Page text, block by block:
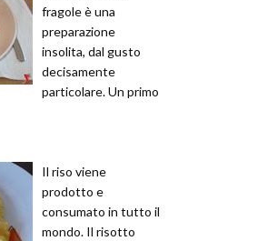
fragole è una
preparazione
insolita, dal gusto
decisamente
particolare. Un primo
Il riso viene
prodotto e
consumato in tutto il
mondo. Il risotto